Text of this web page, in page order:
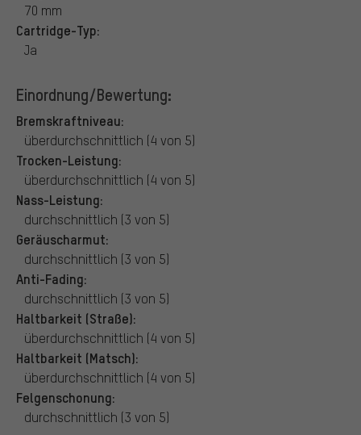
70 mm
Cartridge-Typ:
Ja
Einordnung/Bewertung:
Bremskraftniveau:
überdurchschnittlich (4 von 5)
Trocken-Leistung:
überdurchschnittlich (4 von 5)
Nass-Leistung:
durchschnittlich (3 von 5)
Geräuscharmut:
durchschnittlich (3 von 5)
Anti-Fading:
durchschnittlich (3 von 5)
Haltbarkeit (Straße):
überdurchschnittlich (4 von 5)
Haltbarkeit (Matsch):
überdurchschnittlich (4 von 5)
Felgenschonung:
durchschnittlich (3 von 5)